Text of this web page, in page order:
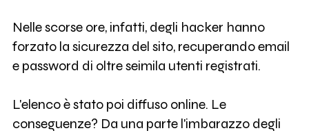
Nelle scorse ore, infatti, degli hacker hanno
forzato la sicurezza del sito, recuperando email
e password di oltre seimila utenti registrati.
L'elenco è stato poi diffuso online. Le
conseguenze? Da una parte l'imbarazzo degli